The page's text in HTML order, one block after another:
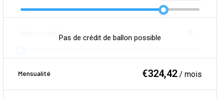
Pas de crédit de ballon possible
Mensualité €324,42 / mois